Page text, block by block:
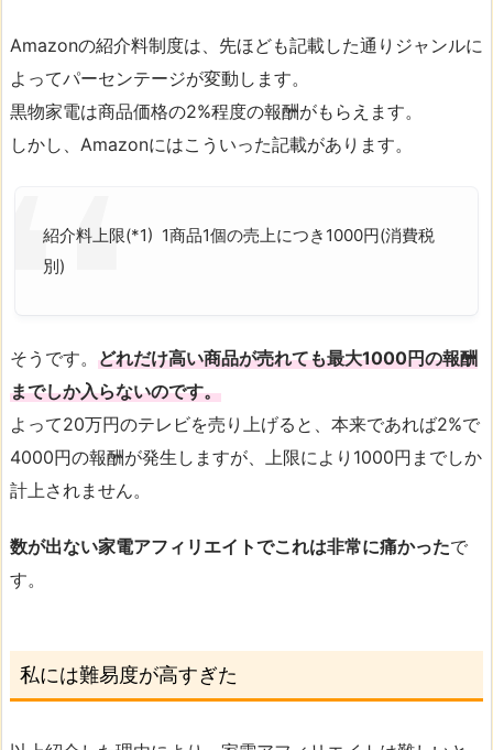
Amazonの紹介料制度は、先ほども記載した通りジャンルに
よってパーセンテージが変動します。
黒物家電は商品価格の2%程度の報酬がもらえます。
しかし、Amazonにはこういった記載があります。
紹介料上限(*1) 1商品1個の売上につき1000円(消費税
別)
そうです。 どれだけ高い商品が売れても最大1000円の報酬
までしか入らないのです。
よって20万円のテレビを売り上げると、本来であれば2%で
4000円の報酬が発生しますが、上限により1000円までしか
計上されません。
数が出ない家電アフィリエイトでこれは非常に痛かったで
す。
私には難易度が高すぎた